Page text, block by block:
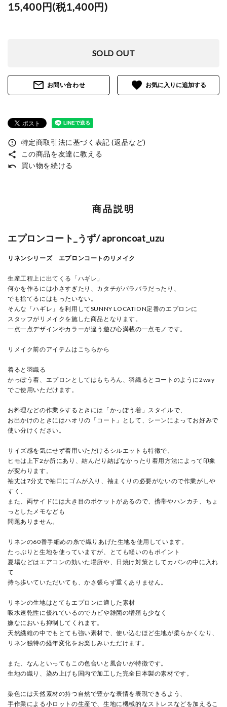
15,400円(税1,400円)
SOLD OUT
mail_outline お問い合わせ favorite
error_outline 特定商取引法に基づく表記 (返品など)
share この商品を友達に教える
undo 買い物を続ける
商品説明
エプロンコート_うず/ aproncoat_uzu
リネンシリーズ エプロンコートのリメイク
生産工程上に出てくる「ハギレ」
何かを作るには小さすぎたり、カタチがバラバラだったり、
でも捨てるにはもったいない。
そんな「ハギレ」を利用してSUNNY LOCATION定番のエプロンに
スタッフがリメイクを施した商品となります。
一点一点デザインやカラーが違う遊び心満載の一点モノです。
リメイク前のアイテムはこちらから
着ると羽織る
かっぽう着、エプロンとしてはもちろん、羽織るとコートのように2way
でご使用いただけます。
お料理などの作業をするときには「かっぽう着」スタイルで、
お出かけのときにはハオリの「コート」として、シーンによってお好みで
使い分けください。
サイズ感を気にせず着用いただけるシルエットも特徴で、
ヒモは上下2か所にあり、結んだり結ばなかったり着用方法によって印象
が変わります。
袖丈は7分丈で袖口にゴムが入り、袖まくりの必要がないので作業がしや
すく、
また、両サイドには大き目のポケットがあるので、携帯やハンカチ、ちょ
っとしたメモなども
問題ありません。
リネンの60番手細めの糸で織りあげた生地を使用しています。
たっぷりと生地を使っていますが、とても軽いのもポイント
夏場などはエアコンの効いた場所や、日焼け対策としてカバンの中に入れ
て
持ち歩いていただいても、かさ張らず重くありません。
リネンの生地はとてもエプロンに適した素材
吸水速乾性に優れているのでカビや雑菌の増殖も少なく
嫌なにおいも抑制してくれます。
天然繊維の中でもとても強い素材で、使い込むほど生地が柔らかくなり、
リネン独特の経年変化をお楽しみいただけます。
また、なんといってもこの色合いと風合いが特徴です。
生地の織り、染め上げも国内で加工した完全日本製の素材です。
染色には天然素材の持つ自然で豊かな表情を表現できるよう、
手作業による小ロットの生産で、生地に機械的なストレスなどを加えるこ